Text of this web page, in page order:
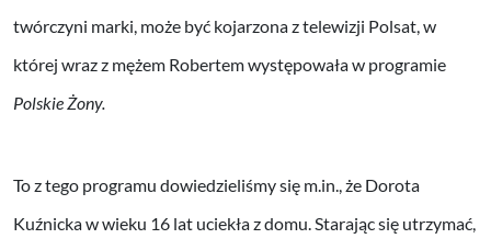
twórczyni marki, może być kojarzona z telewizji Polsat, w
której wraz z mężem Robertem występowała w programie
Polskie Żony.
To z tego programu dowiedzieliśmy się m.in., że Dorota
Kuźnicka w wieku 16 lat uciekła z domu. Starając się utrzymać,